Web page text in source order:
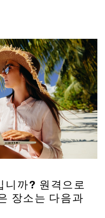
니까? 원격으로
장소는 다음과